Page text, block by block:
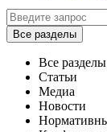
Все разделы
Все разделы
Статьи
Медиа
Новости